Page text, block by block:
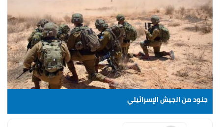
جنود من الجيش الإسرائيلي